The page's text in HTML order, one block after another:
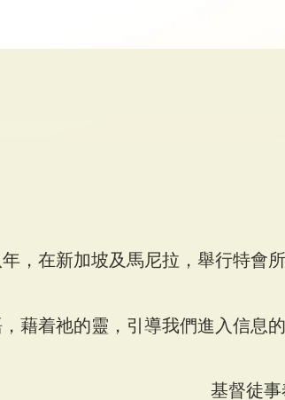
，在新加坡及馬尼拉，舉行特會
藉着祂的靈，引導我們進入信息的
基督徒